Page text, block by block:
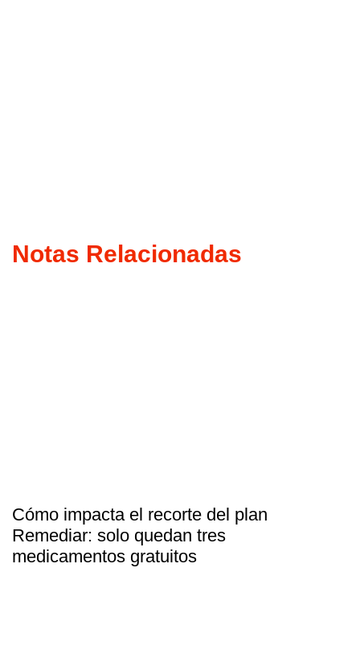
Notas Relacionadas
Cómo impacta el recorte del plan
Remediar: solo quedan tres
medicamentos gratuitos